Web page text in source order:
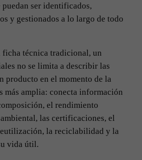
puedan ser identificados,
y gestionados a lo largo de todo
ficha técnica tradicional, un
no se limita a describir las
producto en el momento de la
más amplia: conecta información
el rendimiento
las certificaciones, el
la reciclabilidad y la
vida útil.